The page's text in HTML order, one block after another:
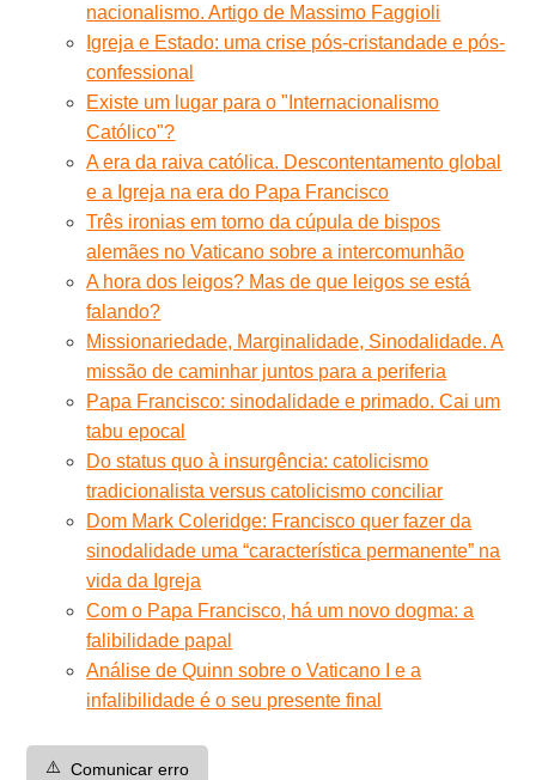
nacionalismo. Artigo de Massimo Faggioli
Igreja e Estado: uma crise pós-cristandade e pós-
confessional
Existe um lugar para o "Internacionalismo
Católico"?
A era da raiva católica. Descontentamento global
e a Igreja na era do Papa Francisco
Três ironias em torno da cúpula de bispos
alemães no Vaticano sobre a intercomunhão
A hora dos leigos? Mas de que leigos se está
falando?
Missionariedade, Marginalidade, Sinodalidade. A
missão de caminhar juntos para a periferia
Papa Francisco: sinodalidade e primado. Cai um
tabu epocal
Do status quo à insurgência: catolicismo
tradicionalista versus catolicismo conciliar
Dom Mark Coleridge: Francisco quer fazer da
sinodalidade uma “característica permanente” na
vida da Igreja
Com o Papa Francisco, há um novo dogma: a
falibilidade papal
Análise de Quinn sobre o Vaticano I e a
infalibilidade é o seu presente final
⚠️ Comunicar erro